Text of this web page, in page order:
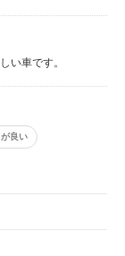
い車です。
が良い